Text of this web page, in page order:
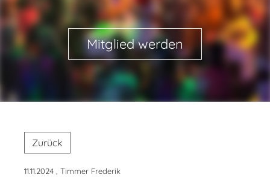
Mitglied werden
Zurück
11.11.2024 , Timmer Frederik